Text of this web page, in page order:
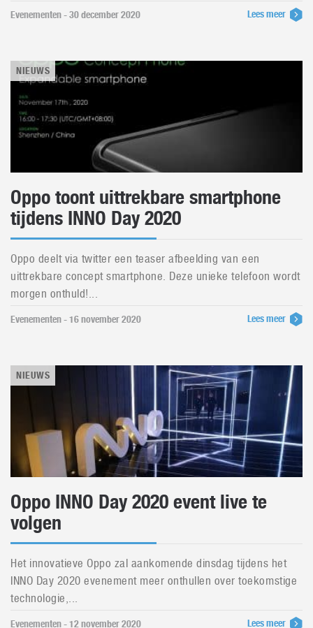
Evenementen - 30 december 2020 Lees meer
NIEUWS
Oppo toont uittrekbare smartphone
tijdens INNO Day 2020
Oppo deelt via twitter een teaser afbeelding van een
uittrekbare concept smartphone. Deze unieke telefoon wordt
morgen onthuld!...
Evenementen - 16 november 2020 Lees meer
NIEUWS
Oppo INNO Day 2020 event live te
volgen
Het innovatieve Oppo zal aankomende dinsdag tijdens het
INNO Day 2020 evenement meer onthullen over toekomstige
technologie,...
Evenementen - 12 november 2020 Lees meer